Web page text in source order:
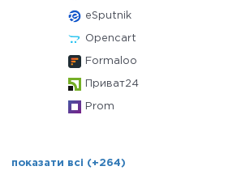
eSputnik
Opencart
Formaloo
Приват24
Prom
показати всі (+264)